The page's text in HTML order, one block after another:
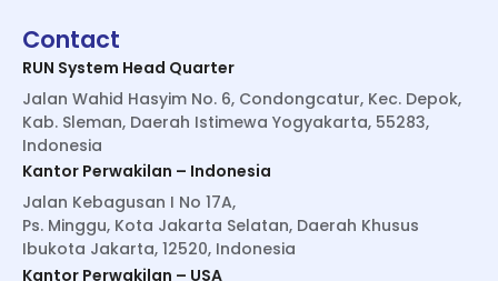
Contact
RUN System Head Quarter
Jalan Wahid Hasyim No. 6, Condongcatur, Kec. Depok,
Kab. Sleman, Daerah Istimewa Yogyakarta, 55283,
Indonesia
Kantor Perwakilan – Indonesia
Jalan Kebagusan I No 17A,
Ps. Minggu, Kota Jakarta Selatan, Daerah Khusus
Ibukota Jakarta, 12520, Indonesia
Kantor Perwakilan – USA